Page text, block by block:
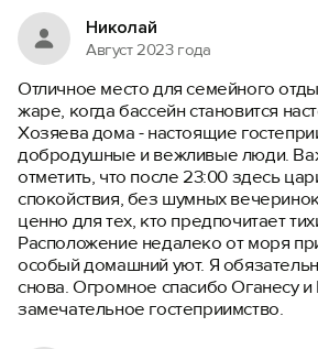
Николай
Август 2023 года
Отличное место для семейного
жаре, когда бассейн становится
Хозяева дома - настоящие
добродушные и вежливые люди.
отметить, что после 23:00 здесь
спокойствия, без шумных
ценно для тех, кто предпочитает
Расположение недалеко от моря
особый домашний уют. Я
снова. Огромное спасибо Оганесу
замечательное гостеприимство.